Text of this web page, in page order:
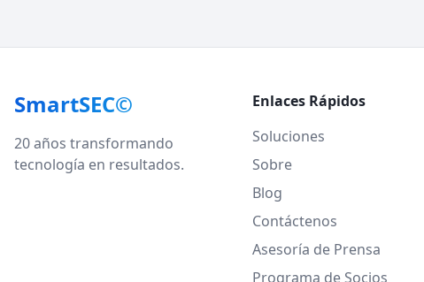
SmartSEC©
20 años transformando
tecnología en resultados.
Enlaces Rápidos
Soluciones
Sobre
Blog
Contáctenos
Asesoría de Prensa
Programa de Socios